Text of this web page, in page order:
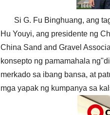
Si G. Fu Binghuang, ang
Hu Youyi, ang presidente ng
China Sand and Gravel
konsepto ng pamamahala
merkado sa ibang bansa, at
mga yapak ng kumpanya sa